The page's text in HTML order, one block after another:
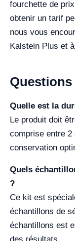
fourchette de
obtenir un tarif
nous vous
Kalstein Plus et
Questions
Quelle est la
Le produit doit
comprise entre 2
conservation
Quels
?
Ce kit est
échantillons de
échantillons est